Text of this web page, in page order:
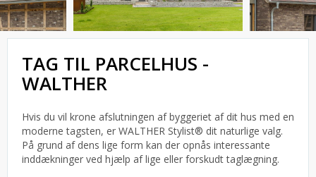
TAG TIL PARCELHUS -
WALTHER
Hvis du vil krone afslutningen af byggeriet af dit hus med en
moderne tagsten, er WALTHER Stylist® dit naturlige valg.
På grund af dens lige form kan der opnås interessante
inddækninger ved hjælp af lige eller forskudt taglægning.